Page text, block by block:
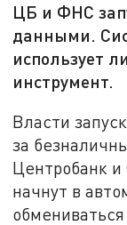
ЦБ и ФНС
данными.
использует
инструмент.
Власти
за
Центробанк и
начнут в